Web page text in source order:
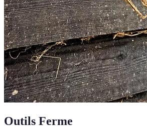
Outils Ferme